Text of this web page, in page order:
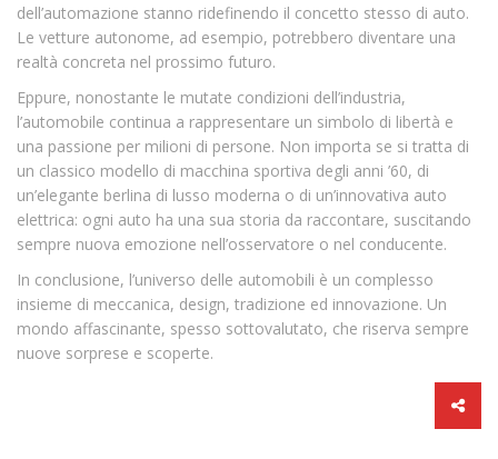
dell’automazione stanno ridefinendo il concetto stesso di auto.
Le vetture autonome, ad esempio, potrebbero diventare una
realtà concreta nel prossimo futuro.
Eppure, nonostante le mutate condizioni dell’industria,
l’automobile continua a rappresentare un simbolo di libertà e
una passione per milioni di persone. Non importa se si tratta di
un classico modello di macchina sportiva degli anni ’60, di
un’elegante berlina di lusso moderna o di un’innovativa auto
elettrica: ogni auto ha una sua storia da raccontare, suscitando
sempre nuova emozione nell’osservatore o nel conducente.
In conclusione, l’universo delle automobili è un complesso
insieme di meccanica, design, tradizione ed innovazione. Un
mondo affascinante, spesso sottovalutato, che riserva sempre
nuove sorprese e scoperte.